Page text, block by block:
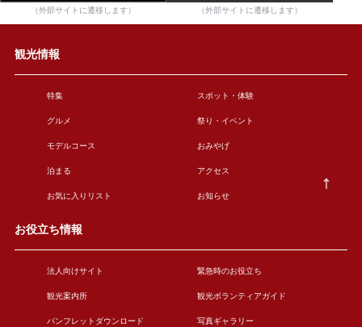
（外部サイトに遷移します） （外部サイトに遷移します）
観光情報
特集 スポット・体験
グルメ 祭り・イベント
モデルコース おみやげ
泊まる アクセス
お気に入りリスト お知らせ
お役立ち情報
法人向けサイト 緊急時のお役立ち
観光案内所 観光ボランティアガイド
パンフレットダウンロード 写真ギャラリー